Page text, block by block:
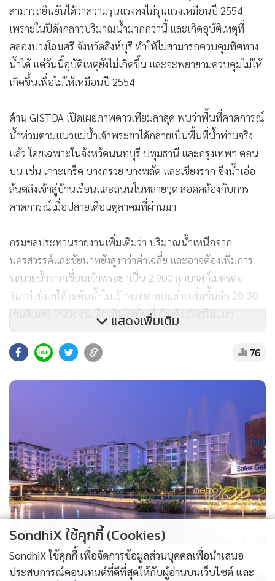
สามารถยืนยันได้ว่าความรุนแรงคงไม่รุนแรงเหมือนปี 2554
เพราะในปีดังกล่าวปริมาณน้ำมากกว่านี้ และเกิดอุบัติเหตุที่
คลองบางโฉมศรี จังหวัดสิงห์บุรี ทำให้ไม่สามารถควบคุมทิศทาง
น้ำได้ แต่วันนี้อุบัติเหตุยังไม่เกิดขึ้น และจะพยายามควบคุมไม่ให้
เกิดขึ้นเพื่อไม่ให้เหมือนปี 2554
ด้าน GISTDA เปิดเผยภาพดาวเทียมล่าสุด พบว่าพื้นที่คาดการณ์
น้ำท่วมตามแนวแม่น้ำเจ้าพระยาได้กลายเป็นพื้นที่น้ำท่วมจริง
แล้ว โดยเฉพาะในจังหวัดนนทบุรี ปทุมธานี และกรุงเทพฯ ตอน
บน เช่น เกาะเกร็ด บางกรวย บางพลัด และเชียงราก ซึ่งน้ำเอ่อ
ล้นตลิ่งเข้าสู่บ้านเรือนและถนนในหลายจุด สอดคล้องกับการ
คาดการณ์เมื่อปลายเดือนตุลาคมที่ผ่านมา
กรมชลประทานรายงานเพิ่มเติมว่า ปริมาณน้ำเหนือจาก
นครสวรรค์และชัยนาทยังสูงกว่าค่าเฉลี่ย และอาจต้องเพิ่มการ
ระบายน้ำจากเขื่อนเจ้าพระยาเป็น 2,900 ลูกบาศก์เมตรต่อ
วินาที ส่งผลให้ระดับน้ำในเจ้าพระยาตอนล่างเพิ่มขึ้นอีก 20-30
เซนติเมตร หน่วยงานท้องถิ่นในพื้นที่เสี่ยงจึงเร่งเสริมแนว
กระสอบทรายและติดตั้งเครื่องสูบน้ำตลอด 24 ชั่วโมง
ประเทศไทยมีพื้นที่น้ำท่วมแล้วกว่า 2.39 ล้านไร่ โดยเฉพาะ
จังหวัดพระนครศรีอยุธยาที่ได้รับผลกระทบมากที่สุด มีบ้านเรือน
กว่า 47,000 หลังเสียหาย และประชาชนกว่า 7 แสนคนได้รับผลก
ระทบจากวิกฤตน้ำปีนี้
แสดงเพิ่มเติม
76
PROPERTY PERFECT -the Lake
SondhiX ใช้คุกกี้ (Cookies)
SondhiX ใช้คุกกี้ เพื่อจัดการข้อมูลส่วนบุคคลเพื่อนำเสนอ
ประสบการณ์คอนเทนต์ที่ดีที่สุดให้กับผู้อ่านบนเว็บไซต์ และ